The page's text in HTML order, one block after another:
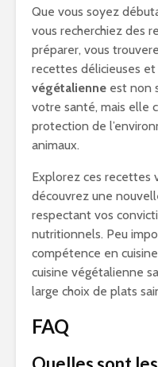
Que vous soyez
vous recherchiez des
préparer, vous
recettes délicieuses et
végétalienne est non
votre santé, mais elle
protection de
animaux.
Explorez ces recettes
découvrez une
respectant vos
nutritionnels. Peu
compétence en
cuisine végétalienne
large choix de plats
FAQ